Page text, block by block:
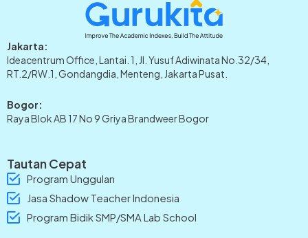
Jakarta:
Ideacentrum Office, Lantai. 1, Jl. Yusuf Adiwinata No.32/34,
RT.2/RW.1, Gondangdia, Menteng, Jakarta Pusat.
Bogor:
Raya Blok AB 17 No 9 Griya Brandweer Bogor
Tautan Cepat
Program Unggulan
Jasa Shadow Teacher Indonesia
Program Bidik SMP/SMA Lab School